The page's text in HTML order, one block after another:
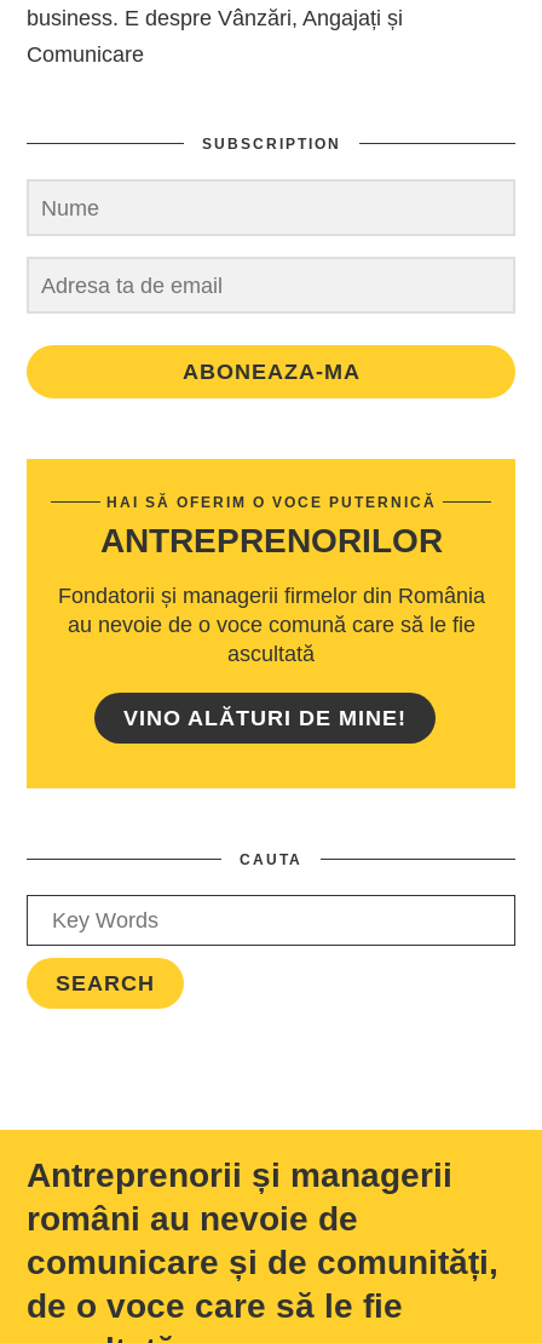
business. E despre Vânzări, Angajați și
Comunicare
SUBSCRIPTION
ABONEAZA-MA
HAI SĂ OFERIM O VOCE PUTERNICĂ
ANTREPRENORILOR
Fondatorii și managerii firmelor din România
au nevoie de o voce comună care să le fie
ascultată
VINO ALĂTURI DE MINE!
CAUTA
Antreprenorii și managerii
români au nevoie de
comunicare și de comunități,
de o voce care să le fie